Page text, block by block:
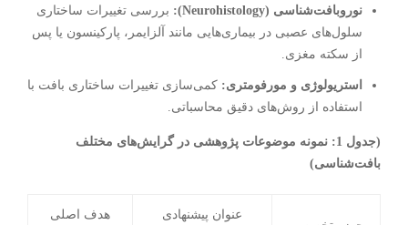
نوروبافت‌شناسی (Neurohistology):
بررسی تغییرات ساختاری
سلول‌های عصبی در بیماری‌هایی مانند آلزایمر، پارکینسون یا پس
از سکته مغزی.
استریولوژی و مورفومتری: کمی‌سازی تغییرات ساختاری بافت با
استفاده از روش‌های دقیق محاسباتی.
(جدول 1: نمونه موضوعات پژوهشی در گرایش‌های مختلف
بافت‌شناسی)
عنوان پیشنهادی
هدف اصلی